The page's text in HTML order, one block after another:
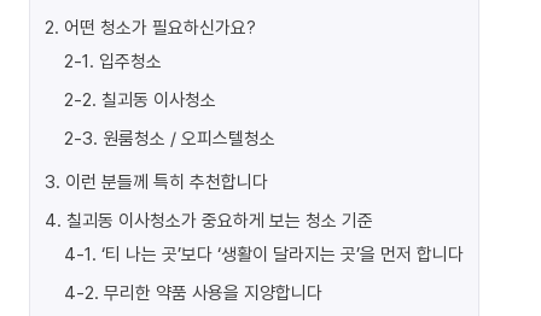
2. 어떤 청소가 필요하신가요?
2-1. 입주청소
2-2. 칠괴동 이사청소
2-3. 원룸청소 / 오피스텔청소
3. 이런 분들께 특히 추천합니다
4. 칠괴동 이사청소가 중요하게 보는 청소 기준
4-1. ‘티 나는 곳’보다 ‘생활이 달라지는 곳’을 먼저 합니다
4-2. 무리한 약품 사용을 지양합니다